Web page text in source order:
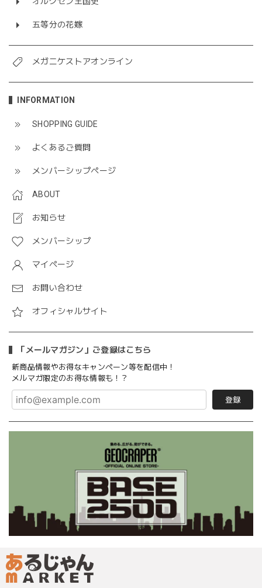
五等分の花嫁
メガニケストアオンライン
INFORMATION
SHOPPING GUIDE
よくあるご質問
メンバーシップページ
ABOUT
お知らせ
メンバーシップ
マイページ
お問い合わせ
オフィシャルサイト
「メールマガジン」ご登録はこちら
新商品情報やお得なキャンペーン等を配信中！
メルマガ限定のお得な情報も！？
登録